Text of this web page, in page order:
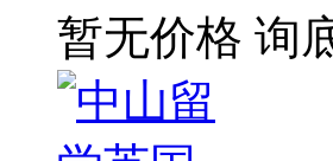
暂无价格 询